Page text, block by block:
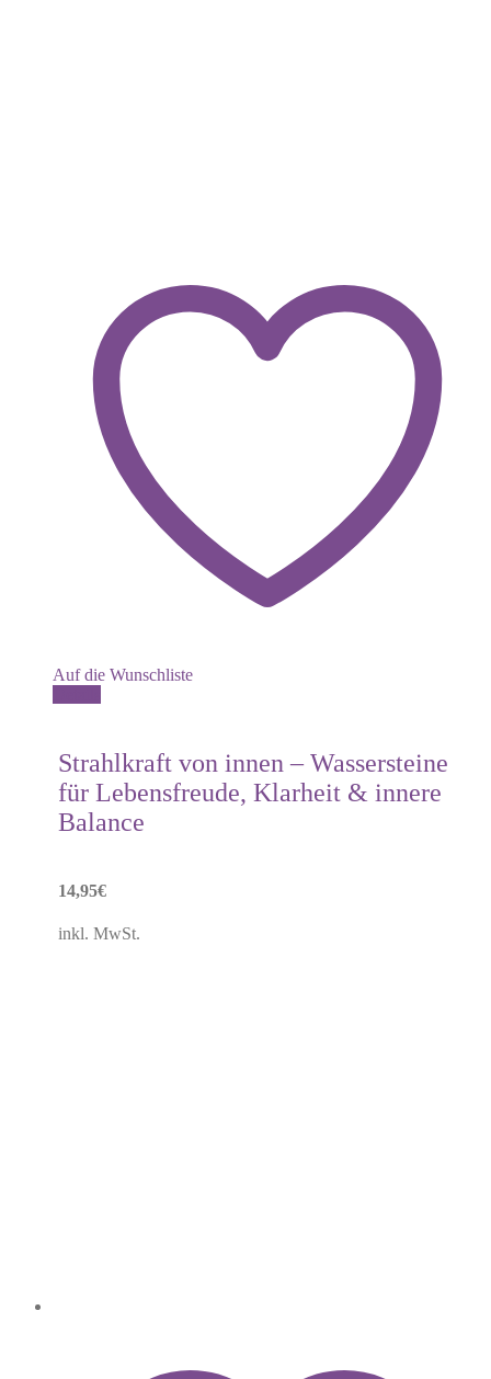
Auf die Wunschliste
Strahlkraft von innen – Wassersteine
für Lebensfreude, Klarheit & innere
Balance
14,95€
inkl. MwSt.